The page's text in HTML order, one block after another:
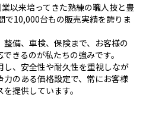
以来培ってきた熟練の職人技と豊
で10,000台もの販売実績を誇りま
備、車検、保険まで、お客様の
きるのが私たちの強みです。
、安全性や耐久性を重視しなが
力のある価格設定で、常にお客様
提供しています。